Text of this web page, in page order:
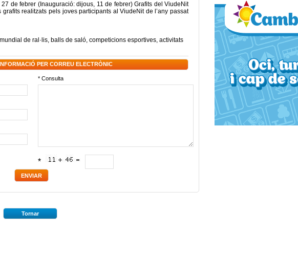
de febrer (Inauguració: dijous, 11 de febrer) Grafits del ViudeNit
realitzats pels joves participants al ViudeNit de l’any passat
mundial de ral·lis, balls de saló, competicions esportives, activitats
PER CORREU ELECTRÒNIC
* Consulta
*
Tornar